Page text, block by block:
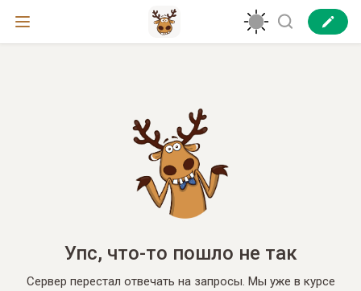
Упс, что-то пошло не так
Сервер перестал отвечать на запросы. Мы уже в курсе